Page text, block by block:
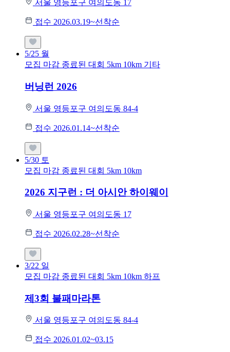
서울 영등포구 여의도동 17
접수 2026.03.19~선착순
5/25 월
모집 마감 종료된 대회 5km 10km 기타
버닝런 2026
서울 영등포구 여의도동 84-4
접수 2026.01.14~선착순
5/30 토
모집 마감 종료된 대회 5km 10km
2026 지구런 : 더 아시안 하이웨이
서울 영등포구 여의도동 17
접수 2026.02.28~선착순
3/22 일
모집 마감 종료된 대회 5km 10km 하프
제3회 불패마라톤
서울 영등포구 여의도동 84-4
접수 2026.01.02~03.15